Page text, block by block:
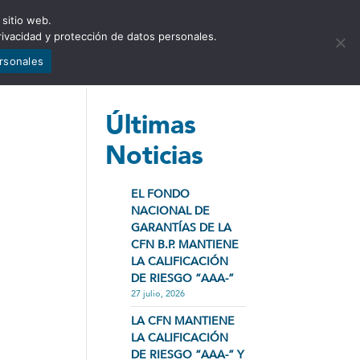
NOTICIAS CONTÁCTENOS
Últimas
Noticias
EL FONDO
NACIONAL DE
GARANTÍAS DE LA
CFN B.P. MANTIENE
LA CALIFICACIÓN
DE RIESGO “AAA-”
27 julio, 2026
LA CFN MANTIENE
LA CALIFICACIÓN
DE RIESGO “AAA-” Y
sitio web.
y protección de datos personales.